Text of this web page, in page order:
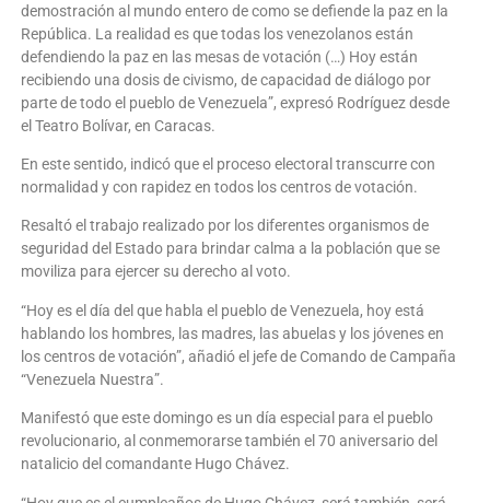
demostración al mundo entero de como se defiende la paz en la
República. La realidad es que todas los venezolanos están
defendiendo la paz en las mesas de votación (…) Hoy están
recibiendo una dosis de civismo, de capacidad de diálogo por
parte de todo el pueblo de Venezuela”, expresó Rodríguez desde
el Teatro Bolívar, en Caracas.
En este sentido, indicó que el proceso electoral transcurre con
normalidad y con rapidez en todos los centros de votación.
Resaltó el trabajo realizado por los diferentes organismos de
seguridad del Estado para brindar calma a la población que se
moviliza para ejercer su derecho al voto.
“Hoy es el día del que habla el pueblo de Venezuela, hoy está
hablando los hombres, las madres, las abuelas y los jóvenes en
los centros de votación”, añadió el jefe de Comando de Campaña
“Venezuela Nuestra”.
Manifestó que este domingo es un día especial para el pueblo
revolucionario, al conmemorarse también el 70 aniversario del
natalicio del comandante Hugo Chávez.